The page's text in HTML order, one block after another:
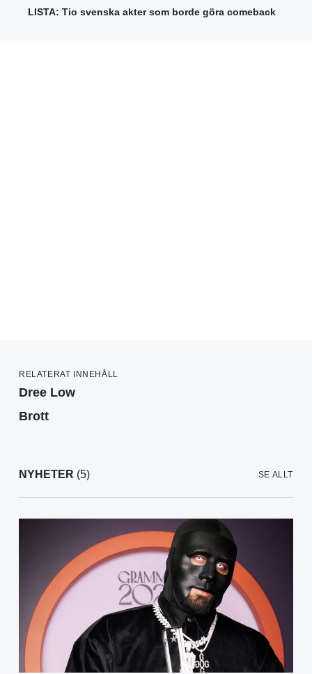
LISTA: Tio svenska akter som borde göra comeback
RELATERAT INNEHÅLL
Dree Low
Brott
NYHETER (5) SE ALLT